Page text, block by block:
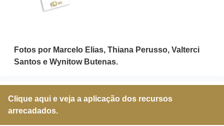
Fotos por Marcelo Elias, Thiana Perusso, Valterci
Santos e Wynitow Butenas.
Clique aqui e veja a aplicação dos recursos
arrecadados.